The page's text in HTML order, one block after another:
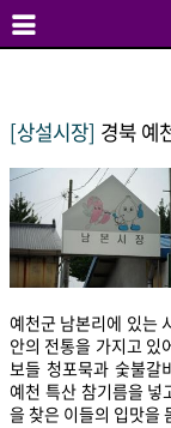
[상설시장] 경북 예
예천군 남본리에 있는
안의 전통을 가지고 있
보들 청포묵과 숯불갈
예천 특산 참기름을
을 찾은 이들의 입맛을